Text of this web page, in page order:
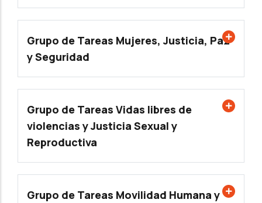
Grupo de Tareas Mujeres, Justicia, Paz
y Seguridad
Grupo de Tareas Vidas libres de
violencias y Justicia Sexual y
Reproductiva
Grupo de Tareas Movilidad Humana y